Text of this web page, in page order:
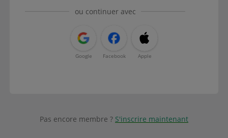
ou continuer avec
Google Facebook Apple
Pas encore membre ? S'inscrire maintenant